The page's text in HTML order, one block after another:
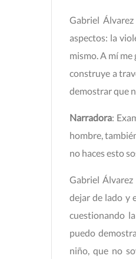
Gabriel
aspectos: la
mismo. A mí
construye a
demostrar que
Narradora:
hombre,
no haces esto
Gabriel
dejar de lado y
cuestionando
puedo
niño, que no